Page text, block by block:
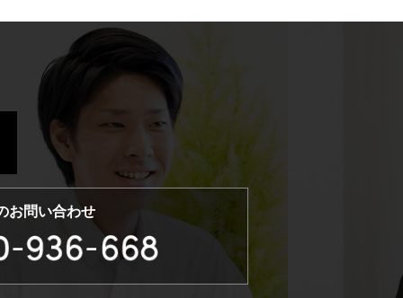
お問い合わせ